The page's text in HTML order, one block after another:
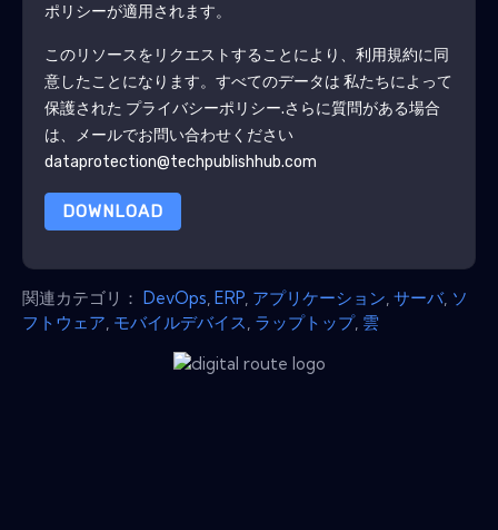
ポリシーが適用されます。
このリソースをリクエストすることにより、利用規約に同
意したことになります。すべてのデータは 私たちによって
保護された プライバシーポリシー.さらに質問がある場合
は、メールでお問い合わせください
dataprotection@techpublishhub.com
DOWNLOAD
関連カテゴリ： DevOps ERP アプリケーション サーバ, ソ
フトウェア モバイルデバイス ラップトップ, 雲